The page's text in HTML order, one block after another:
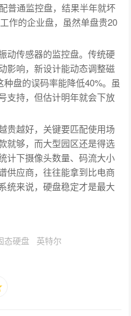
普通监控盘，结果半年就坏
作的企业盘，虽然单盘贵20
传感器的监控盘。传统硬
影响，新设计能动态调整磁
盘的误码率能降低40%。虽
支持，但估计明年就会下放
贵越好，关键要匹配使用场
就够，而大型园区还是得选
计下摄像头数量、码流大小
供应商，往往能拿到比电商
统来说，硬盘稳定才是最大
态硬盘
英特尔